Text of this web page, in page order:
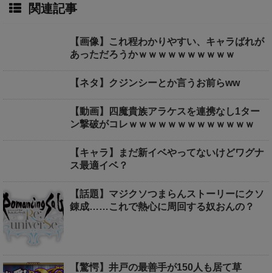
関連記事
【画像】これ程わかりやすい、キャラばれが
あっただろうかｗｗｗｗｗｗｗｗｗｗ
【ネタ】クジンシーとか言うお前らww
【動画】四魔貴族アラケスを連携なし1ター
ン撃破がコレｗｗｗｗｗｗｗｗｗｗｗｗｗ
【キャラ】まだ新イベやってないけどワグナ
ス最適イベ？
【話題】マジクソつまらんストーリーにクソ
錬成……これで熱心に周回する奴おんの？
【驚愕】井戸の最善手が150人も居て草